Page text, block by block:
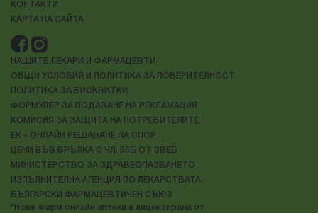
КОНТАКТИ
КАРТА НА САЙТА
НАШИТЕ ЛЕКАРИ И ФАРМАЦЕВТИ
ОБЩИ УСЛОВИЯ И ПОЛИТИКА ЗА ПОВЕРИТЕЛНОСТ
ПОЛИТИКА ЗА БИСКВИТКИ
ФОРМУЛЯР ЗА ПОДАВАНЕ НА РЕКЛАМАЦИЯ
КОМИСИЯ ЗА ЗАЩИТА НА ПОТРЕБИТЕЛИТЕ
ЕК - ОНЛАЙН РЕШАВАНЕ НА СПОР
ЦЕНИ ВЪВ ВРЪЗКА С ЧЛ. 55Б ОТ ЗВЕБ
МИНИСТЕРСТВО ЗА ЗДРАВЕОПАЗВАНЕТО
ИЗПЪЛНИТЕЛНА АГЕНЦИЯ ПО ЛЕКАРСТВАТА
БЪЛГАРСКИ ФАРМАЦЕВТИЧЕН СЪЮЗ
"Нове Фарм онлайн аптека е лицензирана от